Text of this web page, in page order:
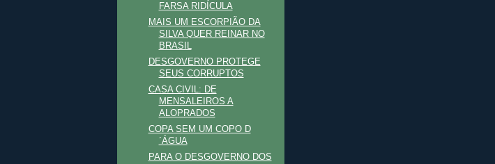
FARSA RIDÍCULA
MAIS UM ESCORPIÃO DA
SILVA QUER REINAR NO
BRASIL
DESGOVERNO PROTEGE
SEUS CORRUPTOS
CASA CIVIL: DE
MENSALEIROS A
ALOPRADOS
COPA SEM UM COPO D
´ÁGUA
PARA O DESGOVERNO DOS